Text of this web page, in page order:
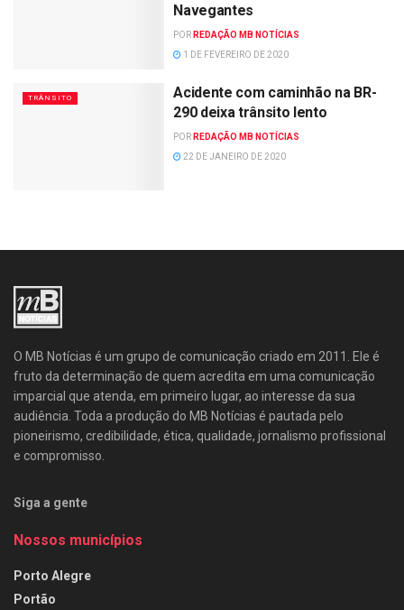
Navegantes
POR REDAÇÃO MB NOTÍCIAS
1 DE FEVEREIRO DE 2020
TRÂNSITO
Acidente com caminhão na BR-
290 deixa trânsito lento
POR REDAÇÃO MB NOTÍCIAS
22 DE JANEIRO DE 2020
O MB Notícias é um grupo de comunicação criado em 2011. Ele é
fruto da determinação de quem acredita em uma comunicação
imparcial que atenda, em primeiro lugar, ao interesse da sua
audiência. Toda a produção do MB Notícias é pautada pelo
pioneirismo, credibilidade, ética, qualidade, jornalismo profissional
e compromisso.
Siga a gente
Nossos municípios
Porto Alegre
Portão